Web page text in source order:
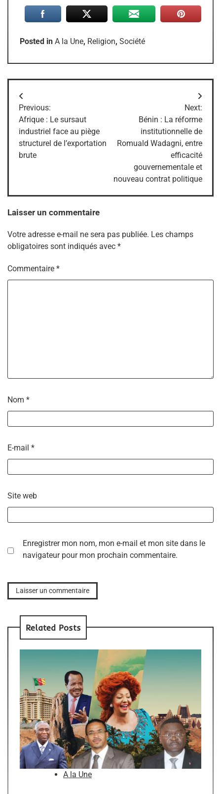
Posted in A la Une, Religion, Société
Navigation
de
l’article
Previous:
Afrique : Le sursaut
industriel face au piège
structurel de l’exportation
brute
Next:
Bénin : La réforme
institutionnelle de
Romuald Wadagni, entre
efficacité
gouvernementale et
nouveau contrat politique
Laisser un commentaire
Votre adresse e-mail ne sera pas publiée. Les champs
obligatoires sont indiqués avec *
Commentaire *
Nom *
E-mail *
Site web
Enregistrer mon nom, mon e-mail et mon site dans le
navigateur pour mon prochain commentaire.
Related Posts
A la Une